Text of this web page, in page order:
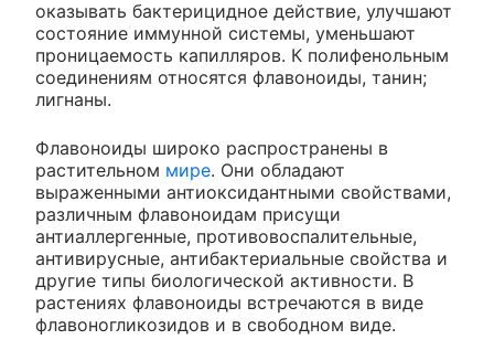
оказывать бактерицидное действие, улучшают
состояние иммунной системы, уменьшают
проницаемость капилляров. К полифенольным
соединениям относятся флавоноиды, танин;
лигнаны.
Флавоноиды широко распространены в
растительном мире. Они обладают
выраженными антиоксидантными свойствами,
различным флавоноидам присущи
антиаллергенные, противовоспалительные,
антивирусные, антибактериальные свойства и
другие типы биологической активности. В
растениях флавоноиды встречаются в виде
флавоногликозидов и в свободном виде.